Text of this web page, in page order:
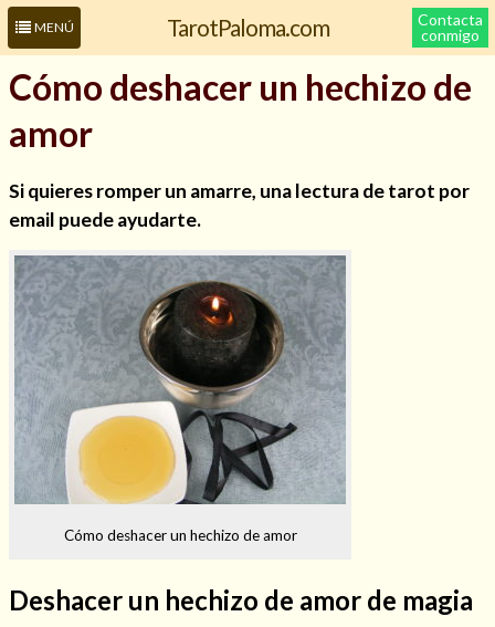
MENÚ TarotPaloma.com
Contacta
conmigo
Leer más sobre mí
Hechizos de amor
Cómo deshacer un hechizo de
amor
Si quieres romper un amarre, una lectura de tarot por
email puede ayudarte.
Cómo deshacer un hechizo de amor
Deshacer un hechizo de amor de magia